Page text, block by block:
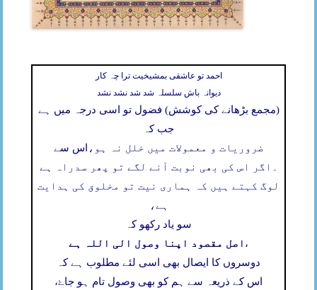
احمد تو عاشقی بمشیخیت ترا چہ کار
دیوانہ باش سلسلہ شد شد نشد نشد
(مجمع بڑھانے کی کوشش) فضول تو اسی درجہ میں ہے
جب کہ
اس سے ضروریات و معمولات میں خلل نہ ہو،
اگر اس کی بھی نوبت آنے لگے تو پھر سدراہ ہے
لوگ کہتے ہیں کہ ہماری نیت تو مخلوق کی ہدایت
ہے،
سو یاد رکھو کہ
اصل مقصود اپنا وصول الی اللہ ہے ،
دوسروں کا ایصال بھی اسی لئے مطلوب ہے کہ
اس کے ذریعہ سے ہم کو بھی وصول تام ہو جاۓ،